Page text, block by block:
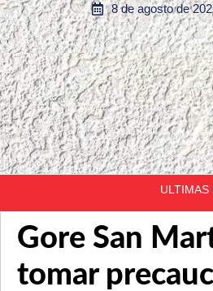
8 de agosto de
ULTIMAS
Gore San
tomar